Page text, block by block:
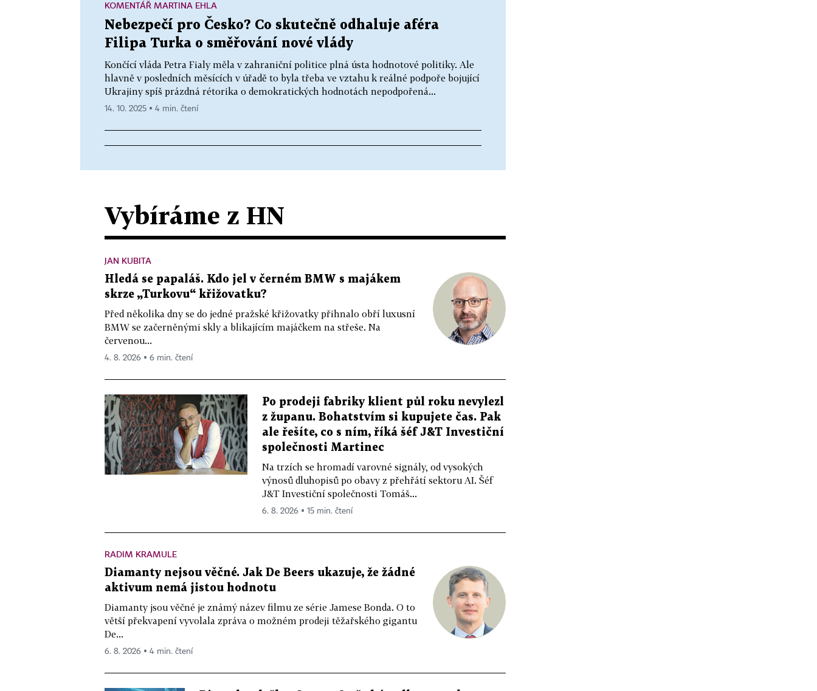
Nebezpečí pro Česko? Co skutečně odhaluje aféra
Filipa Turka o směřování nové vlády
Končící vláda Petra Fialy měla v zahraniční politice plná ústa hodnotové politiky. Ale
hlavně v posledních měsících v úřadě to byla třeba ve vztahu k reálné podpoře bojující
Ukrajiny spíš prázdná rétorika o demokratických hodnotách nepodpořená...
KOMENTÁŘ MARTINA EHLA
14. 10. 2025 ▪ 4 min. čtení
Vybíráme z HN
JAN KUBITA
Hledá se papaláš. Kdo jel v černém BMW s majákem
skrze „Turkovu“ křižovatku?
Před několika dny se do jedné pražské křižovatky přihnalo obří luxusní
BMW se začerněnými skly a blikajícím majáčkem na střeše. Na
červenou...
4. 8. 2026 ▪ 6 min. čtení
Po prodeji fabriky klient půl roku nevylezl
z županu. Bohatstvím si kupujete čas. Pak
ale řešíte, co s ním, říká šéf J&T Investiční
společnosti Martinec
Na trzích se hromadí varovné signály, od vysokých
výnosů dluhopisů po obavy z přehřátí sektoru AI. Šéf
J&T Investiční společnosti Tomáš...
6. 8. 2026 ▪ 15 min. čtení
RADIM KRAMULE
Diamanty nejsou věčné. Jak De Beers ukazuje, že žádné
aktivum nemá jistou hodnotu
Diamanty jsou věčné je známý název filmu ze série Jamese Bonda. O to
větší překvapení vyvolala zpráva o možném prodeji těžařského gigantu
De...
6. 8. 2026 ▪ 4 min. čtení